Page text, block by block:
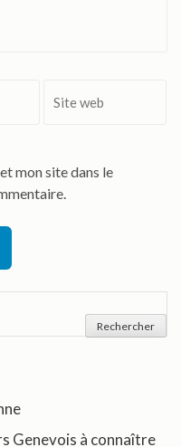
web
mon site dans le
Rechercher
Genevois à connaître